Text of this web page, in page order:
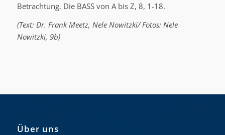
Betrachtung. Die BASS von A bis Z, 8, 1-18.
(Text: Dr. Frank Meetz, Nele Nowitzki/ Fotos: Nele
Nowitzki, 9b)
Über uns